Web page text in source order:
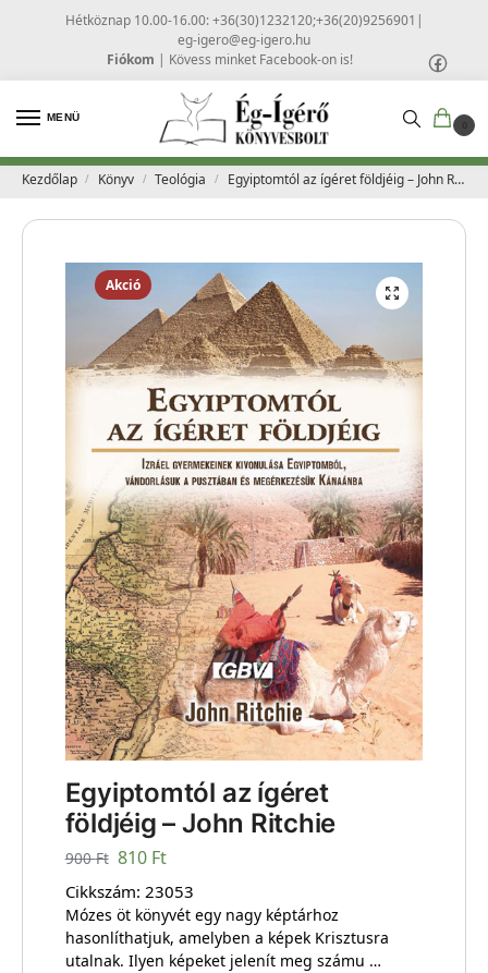
Hétköznap 10.00-16.00: +36(30)1232120;+36(20)9256901 |
eg-igero@eg-igero.hu
Fiókom | Kövess minket Facebook-on is!
MENÜ
0
Kezdőlap / Könyv / Teológia / Egyiptomtól az ígéret földjéig – John Ritchie
Akció
Egyiptomtól az ígéret
földjéig – John Ritchie
900Ft 810 Ft
Cikkszám: 23053
Mózes öt könyvét egy nagy képtárhoz
hasonlíthatjuk, amelyben a képek Krisztusra
utalnak. Ilyen képeket jelenít meg számu …